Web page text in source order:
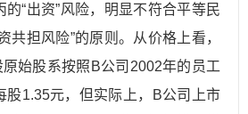
“出资”风险，明显不符合平等民
共担风险”的原则。从价格上看，
原始股系按照B公司2002年的员工
股1.35元，但实际上，B公司上市